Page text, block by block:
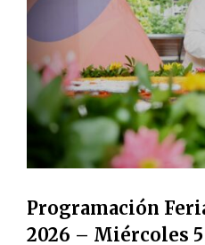
Programación
2026 – Miércoles